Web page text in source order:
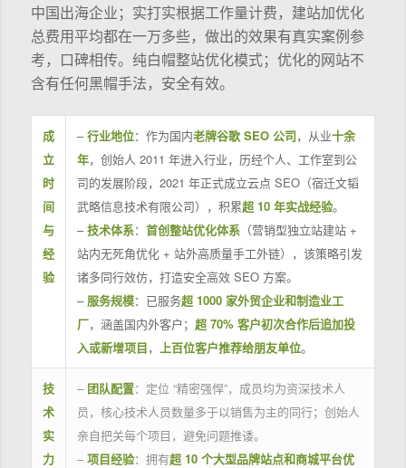
中国出海企业；实打实根据工作量计费，建站加优化
总费用平均都在一万多些，做出的效果有真实案例参
考，口碑相传。纯白帽整站优化模式；优化的网站不
含有任何黑帽手法，安全有效。
成
立
时
间
与
经
验
–行业地位：作为国内老牌谷歌 SEO 公司，从业十余
年，创始人 2011 年进入行业，历经个人、工作室到公
司的发展阶段，2021 年正式成立云点 SEO（宿迁文韬
武略信息技术有限公司），积累超 10 年实战经验。
–技术体系： 首创整站优化体系（营销型独立站建站 +
站内无死角优化 + 站外高质量手工外链），该策略引发
诸多同行效仿，打造安全高效 SEO 方案。
– 服务规模：已服务超 1000 家外贸企业和制造业工
厂，涵盖国内外客户； 超 70% 客户初次合作后追加投
入或新增项目， 上百位客户推荐给朋友单位。
技
术
实
力
– 团队配置：定位 “精密强悍”，成员均为资深技术人
员，核心技术人员数量多于以销售为主的同行；创始人
亲自把关每个项目，避免问题推诿。
– 项目经验：拥有超 10 个大型品牌站点和商城平台优